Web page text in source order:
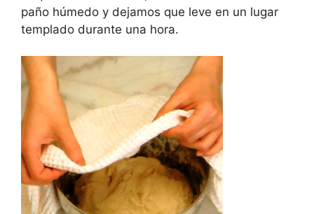
paño húmedo y dejamos que leve en un lugar
templado durante una hora.